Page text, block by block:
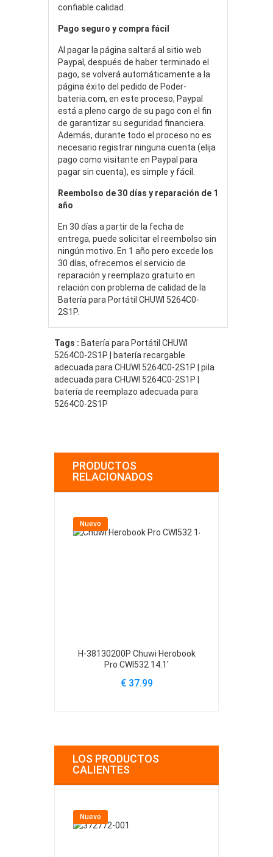
confiable calidad.
Pago seguro y compra fácil
Al pagar la página saltará al sitio web
Paypal, después de haber terminado el
pago, se volverá automáticamente a la
página éxito del pedido de Poder-
bateria.com, en este proceso, Paypal
está a pleno cargo de su pago con el fin
de garantizar su seguridad financiera.
Además, durante todo el proceso no es
necesario registrar ninguna cuenta (elija
pago como visitante en Paypal para
pagar sin cuenta), es simple y fácil.
Reembolso de 30 días y reparación de 1
año
En 30 días a partir de la fecha de
entrega, puede solicitar el reembolso sin
ningún motivo. En 1 año pero excede los
30 días, ofrecemos el servicio de
reparación y reemplazo gratuito en
relación con problema de calidad de la
Batería para Portátil CHUWI 5264C0-
2S1P.
Tags : Batería para Portátil CHUWI
5264C0-2S1P | batería recargable
adecuada para CHUWI 5264C0-2S1P | pila
adecuada para CHUWI 5264C0-2S1P |
batería de reemplazo adecuada para
5264C0-2S1P
PRODUCTOS
RELACIONADOS
Nuevo
H-38130200P Chuwi Herobook
Pro CWI532 14.1'
€ 37.99
LOS PRODUCTOS
CALIENTES
Nuevo